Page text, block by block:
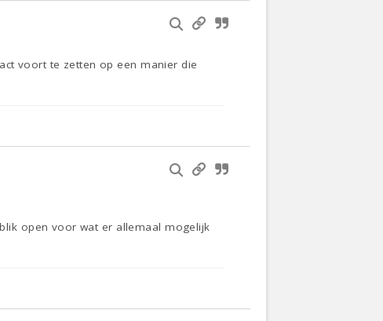
voort te zetten op een manier die
open voor wat er allemaal mogelijk